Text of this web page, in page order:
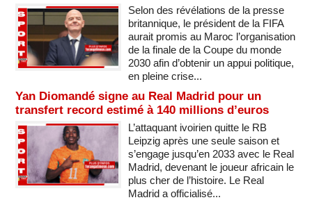
Selon des révélations de la presse
britannique, le président de la FIFA
aurait promis au Maroc l’organisation
de la finale de la Coupe du monde
2030 afin d’obtenir un appui politique,
en pleine crise...
Yan Diomandé signe au Real Madrid pour un
transfert record estimé à 140 millions d’euros
L’attaquant ivoirien quitte le RB
Leipzig après une seule saison et
s’engage jusqu’en 2033 avec le Real
Madrid, devenant le joueur africain le
plus cher de l’histoire. Le Real
Madrid a officialisé...